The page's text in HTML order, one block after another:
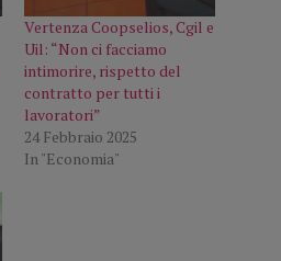
Vertenza Coopselios, Cgil e
Uil: “Non ci facciamo
intimorire, rispetto del
contratto per tutti i
lavoratori”
24 Febbraio 2025
In "Economia"